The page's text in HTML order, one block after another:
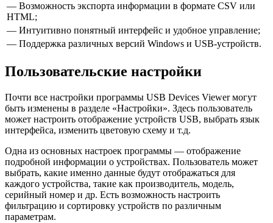
— Возможность экспорта информации в формате CSV или
HTML;
— Интуитивно понятный интерфейс и удобное управление;
— Поддержка различных версий Windows и USB-устройств.
Пользовательские настройки
Почти все настройки программы USB Devices Viewer могут
быть изменены в разделе «Настройки». Здесь пользователь
может настроить отображение устройств USB, выбрать язык
интерфейса, изменить цветовую схему и т.д.
Одна из основных настроек программы — отображение
подробной информации о устройствах. Пользователь может
выбрать, какие именно данные будут отображаться для
каждого устройства, такие как производитель, модель,
серийный номер и др. Есть возможность настроить
фильтрацию и сортировку устройств по различным
параметрам.